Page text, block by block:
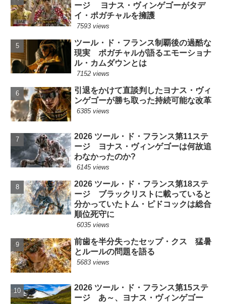
ージ ヨナス・ヴィンゲゴーがタデ
イ・ポガチャルを擁護
7593 views
ツール・ド・フランス制覇後の過酷な
現実 ポガチャルが語るエモーショナ
ル・カムダウンとは
7152 views
引退をかけて直談判したヨナス・ヴィ
ンゲゴーが勝ち取った持続可能な改革
6385 views
2026 ツール・ド・フランス第11ステ
ージ ヨナス・ヴィンゲゴーは何故追
わなかったのか?
6145 views
2026 ツール・ド・フランス第18ステ
ージ ブラックリストに載っていると
分かっていたトム・ピドコックは総合
順位死守に
6035 views
前歯を半分失ったセップ・クス 猛暑
とルールの問題を語る
5683 views
2026 ツール・ド・フランス第15ステ
ージ あ～、ヨナス・ヴィンゲゴー